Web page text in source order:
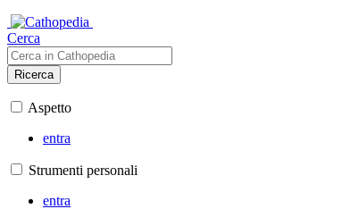
Cerca
Ricerca
Aspetto
entra
Strumenti personali
entra